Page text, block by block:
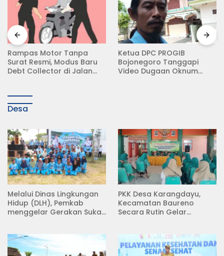
Rampas Motor Tanpa
Surat Resmi, Modus Baru
Debt Collector di Jalan
Ketua DPC PROGIB
Bojonegoro Tanggapi
Video Dugaan Oknum
Desa
Melalui Dinas Lingkungan
Hidup (DLH), Pemkab
menggelar Gerakan Suka
PKK Desa Karangdayu,
Kecamatan Baureno
Secara Rutin Gelar